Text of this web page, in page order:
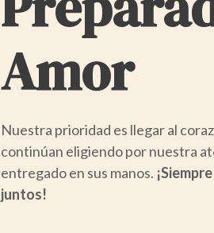
Amor
Nuestra prioridad es llegar al
continúan eligiendo por nuestra
entregado en sus manos.
juntos!